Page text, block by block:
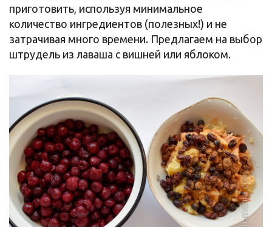
приготовить, используя минимальное
количество ингредиентов (полезных!) и не
затрачивая много времени. Предлагаем на выбор
штрудель из лаваша с вишней или яблоком.